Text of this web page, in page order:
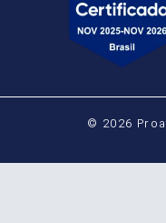
© 2026